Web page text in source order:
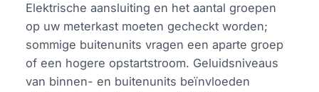
Elektrische aansluiting en het aantal groepen
op uw meterkast moeten gecheckt worden;
sommige buitenunits vragen een aparte groep
of een hogere opstartstroom. Geluidsniveaus
van binnen- en buitenunits beïnvloeden